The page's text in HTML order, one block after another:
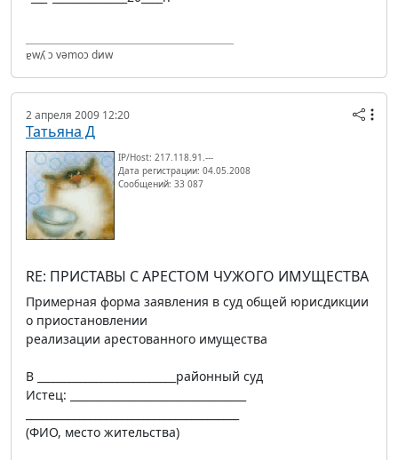
ɐwʎ ɔ vǝmоɔ dиw
2 апреля 2009 12:20
Татьяна Д
IP/Host: 217.118.91.---
Дата регистрации: 04.05.2008
Сообщений: 33 087
RE: ПРИСТАВЫ С АРЕСТОМ ЧУЖОГО ИМУЩЕСТВА
Примерная форма заявления в суд общей юрисдикции
о приостановлении
реализации арестованного имущества
В __________________________районный суд
Истец: _________________________________
(ФИО, место жительства)